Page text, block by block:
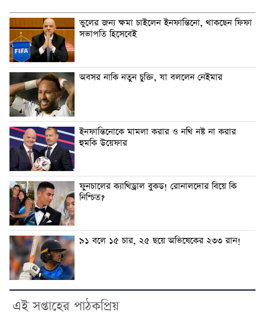
ভুলের জন্য ক্ষমা চাইলেন ইনফান্তিনো, থাকছেন ফিফা
সভাপতি হিসেবেই
অবসর নাকি নতুন চুক্তি, যা বললেন নেইমার
ইনফান্তিনোকে মামলা করার ও নথি নষ্ট না করার
হুমকি উয়েফার
ফুনচালের ক্যাথিড্রাল বুকড! রোনালদোর বিয়ে কি
নিশ্চিত?
৯১ বলে ১৫ চার, ২৫ ছয়ে অভিষেকের ২৩৩ রান!
এই সপ্তাহের পাঠকপ্রিয়